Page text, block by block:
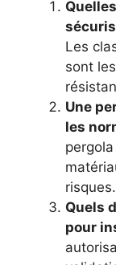
Les
sont
Une
les
risques.
Quels
pour